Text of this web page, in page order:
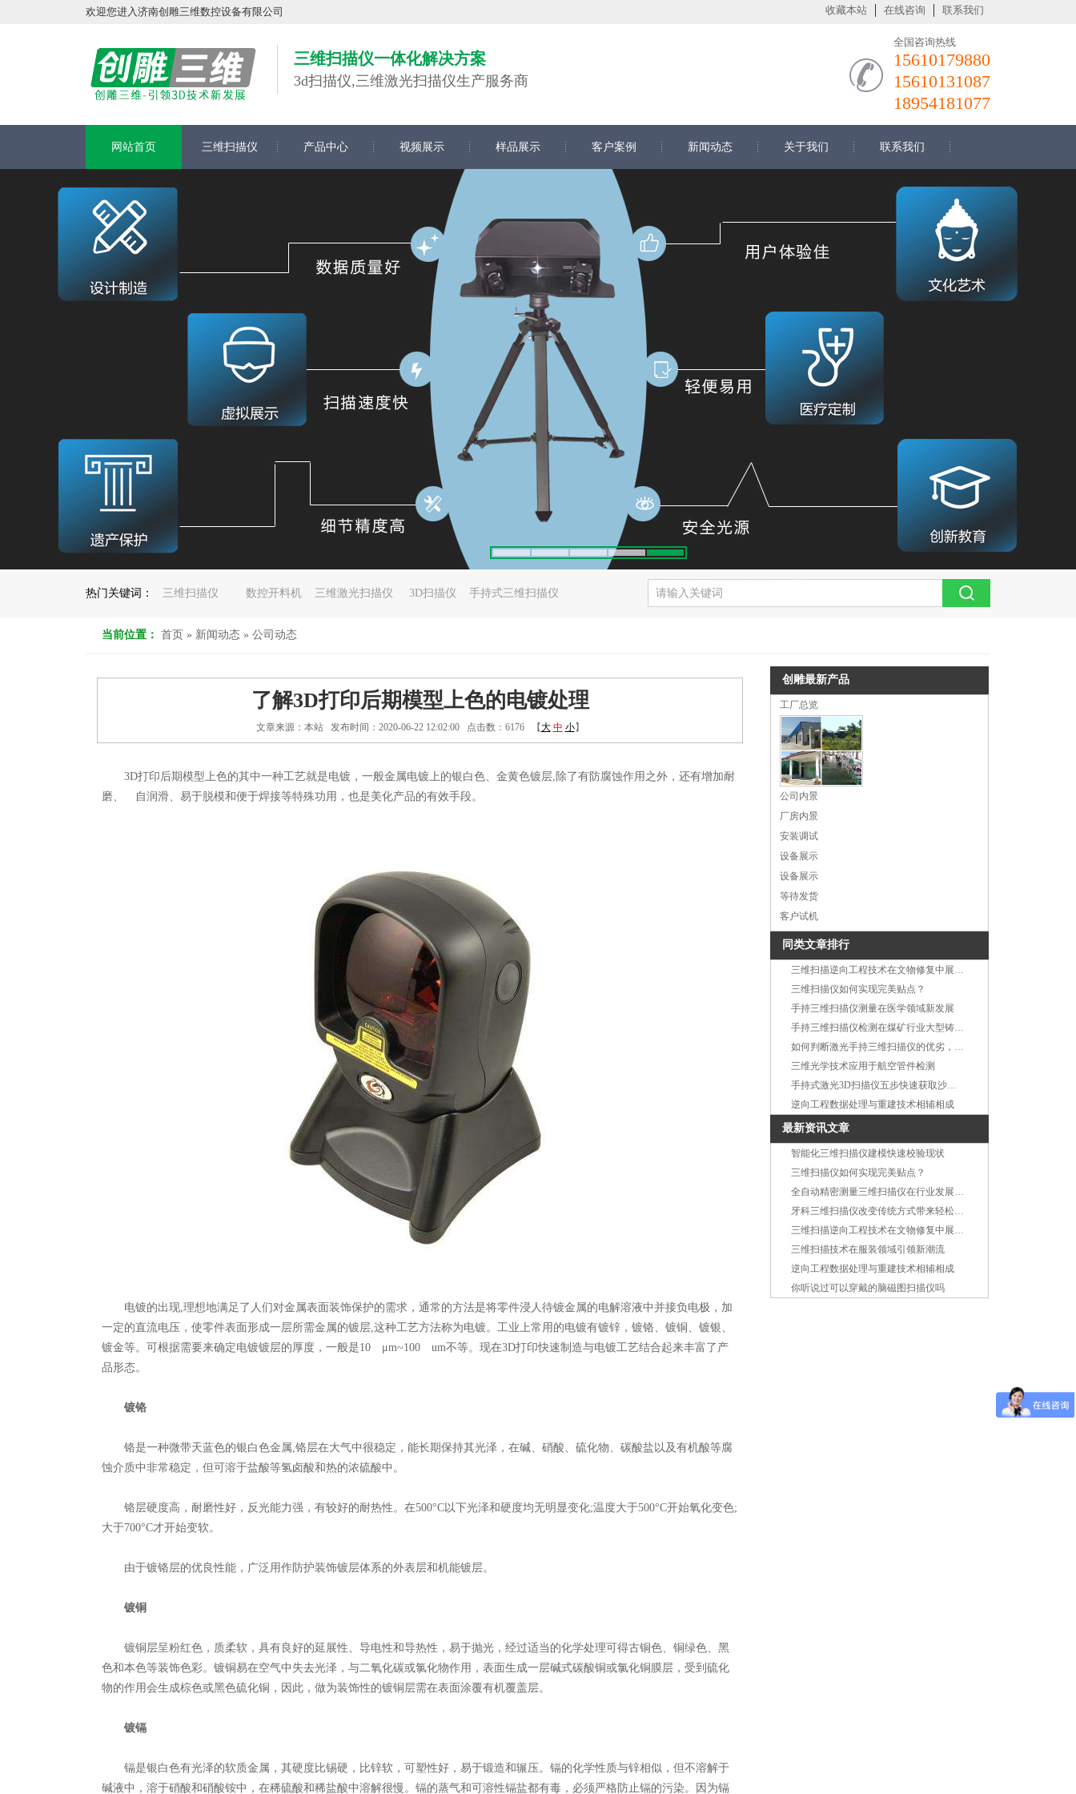
欢迎您进入济南创雕三维数控设备有限公司 收藏本站 在线咨询 联系我们
三维扫描仪一体化解决方案
3d扫描仪,三维激光扫描仪生产服务商
全国咨询热线
15610179880
15610131087
18954181077
网站首页 三维扫描仪 产品中心 视频展示 样品展示 客户案例 新闻动态 关于我们 联系我们
在线留言
热门关键词： 三维扫描仪 数控开料机 三维激光扫描仪 3D扫描仪 手持式三维扫描仪
当前位置： 首页 » 新闻动态 » 公司动态
了解3D打印后期模型上色的电镀处理
文章来源：本站 发布时间：2020-06-22 12:02:00 点击数：6176 【大 中 小】
3D打印后期模型上色的其中一种工艺就是电镀，一般金属电镀上的银白色、金黄色镀层,除了有防腐蚀作用之外，还有增加耐
磨、 自润滑、易于脱模和便于焊接等特殊功用，也是美化产品的有效手段。
电镀的出现,理想地满足了人们对金属表面装饰保护的需求，通常的方法是将零件浸人待镀金属的电解溶液中并接负电极，加
一定的直流电压，使零件表面形成一层所需金属的镀层,这种工艺方法称为电镀。工业上常用的电镀有镀锌，镀铬、镀铜、镀银、
镀金等。可根据需要来确定电镀镀层的厚度，一般是10 μm~100 um不等。现在3D打印快速制造与电镀工艺结合起来丰富了产
品形态。
镀铬
铬是一种微带天蓝色的银白色金属,铬层在大气中很稳定，能长期保持其光泽，在碱、硝酸、硫化物、碳酸盐以及有机酸等腐
蚀介质中非常稳定，但可溶于盐酸等氢卤酸和热的浓硫酸中。
铬层硬度高，耐磨性好，反光能力强，有较好的耐热性。在500°C以下光泽和硬度均无明显变化;温度大于500°C开始氧化变色;
大于700°C才开始变软。
由于镀铬层的优良性能，广泛用作防护装饰镀层体系的外表层和机能镀层。
镀铜
镀铜层呈粉红色，质柔软，具有良好的延展性、导电性和导热性，易于抛光，经过适当的化学处理可得古铜色、铜绿色、黑
色和本色等装饰色彩。镀铜易在空气中失去光泽，与二氧化碳或氯化物作用，表面生成一层碱式碳酸铜或氯化铜膜层，受到硫化
物的作用会生成棕色或黑色硫化铜，因此，做为装饰性的镀铜层需在表面涂覆有机覆盖层。
镀镉
镉是银白色有光泽的软质金属，其硬度比锡硬，比锌软，可塑性好，易于锻造和辗压。镉的化学性质与锌相似，但不溶解于
碱液中，溶于硝酸和硝酸铵中，在稀硫酸和稀盐酸中溶解很慢。镉的蒸气和可溶性镉盐都有毒，必须严格防止镉的污染。因为镉
创雕最新产品
工厂总览
公司内景
厂房内景
安装调试
设备展示
设备展示
等待发货
客户试机
同类文章排行
三维扫描逆向工程技术在文物修复中展现绝对优势
三维扫描仪如何实现完美贴点？
手持三维扫描仪测量在医学领域新发展
手持三维扫描仪检测在煤矿行业大型铸造件中的应用
如何判断激光手持三维扫描仪的优劣，这五点你注意到了吗?
三维光学技术应用于航空管件检测
手持式激光3D扫描仪五步快速获取沙发信息
逆向工程数据处理与重建技术相辅相成
最新资讯文章
智能化三维扫描仪建模快速校验现状
三维扫描仪如何实现完美贴点？
全自动精密测量三维扫描仪在行业发展中呈上升趋势
牙科三维扫描仪改变传统方式带来轻松舒适的体验
三维扫描逆向工程技术在文物修复中展现绝对优势
三维扫描技术在服装领域引领新潮流
逆向工程数据处理与重建技术相辅相成
你听说过可以穿戴的脑磁图扫描仪吗